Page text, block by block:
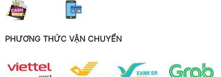
PHƯƠNG THỨC VẬN CHUYỂN